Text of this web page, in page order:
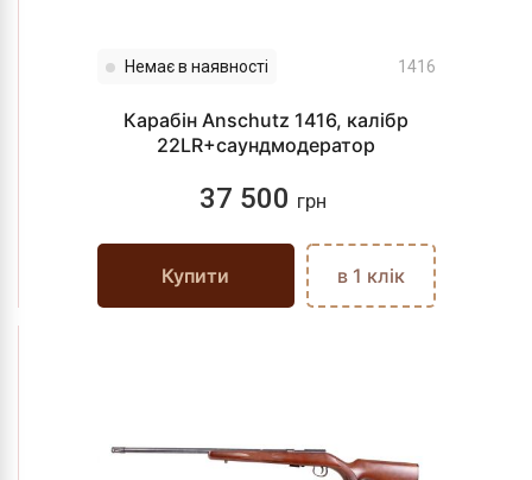
Немає в наявності 1416
Карабін Anschutz 1416, калібр
22LR+саундмодератор
37 500 грн
Купити в 1 клік